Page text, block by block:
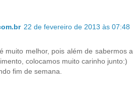
22 de fevereiro de 2013 às 07:48
muito melhor, pois além de sabermos a
colocamos muito carinho junto:)
fim de semana.